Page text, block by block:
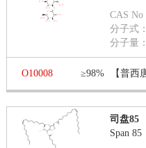
CAS No
分子式
分子量
O10008 ≥98% 【普西
司盘85
Span 85